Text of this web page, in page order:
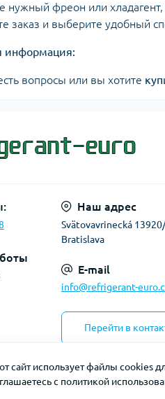
нужный фреон или
заказ и выберите удобный
информация:
вопросы или вы хотите
Наш адрес
Svätovavrinecká
Bratislava
E-mail
info@refrigerant-
Перейти в
сайт использует файлы cookies
с политикой